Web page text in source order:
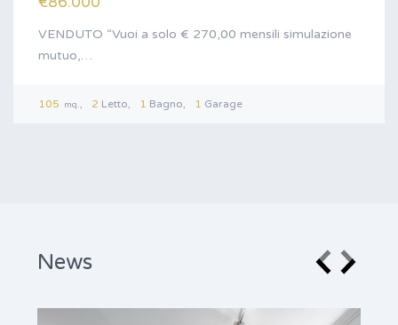
VENDUTO “Vuoi a solo € 270,00 mensili simulazione
mutuo,…
105 mq. 2 Letto 1 Bagno 1 Garage
News